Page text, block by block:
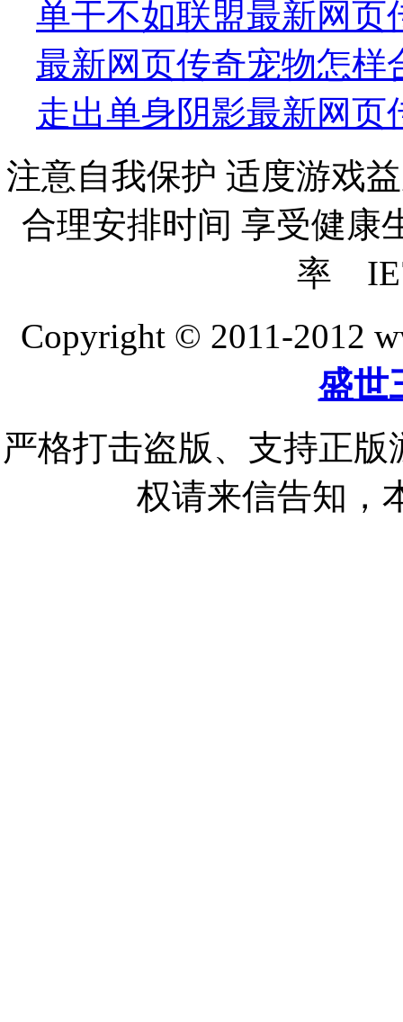
单干不如联盟最新网页
最新网页传奇宠物怎样
走出单身阴影最新网
注意自我保护 适度游戏
合理安排时间 享受健康
率
Copyright © 2011-2012
盛世
严格打击盗版、支持正
权请来信告知，